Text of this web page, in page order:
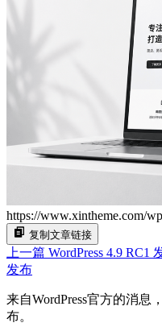
https://www.xintheme.com/
复制文章链接
上一篇 WordPress 4.9 RC1
发布
来自WordPress官方的消息
布。